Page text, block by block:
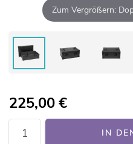
Zum Vergrößern:
225,00€
IN